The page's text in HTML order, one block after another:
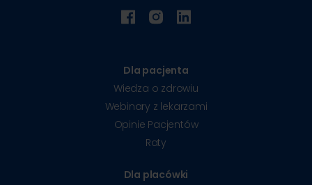
Dla pacjenta
Wiedza o zdrowiu
Webinary z lekarzami
Opinie Pacjentów
Raty
Dla placówki